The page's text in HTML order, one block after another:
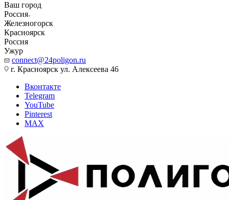
Ваш город
Россия
Железногорск
Красноярск
Россия
Ужур
connect@24poligon.ru
г. Красноярск ул. Алексеева 46
Вконтакте
Telegram
YouTube
Pinterest
MAX